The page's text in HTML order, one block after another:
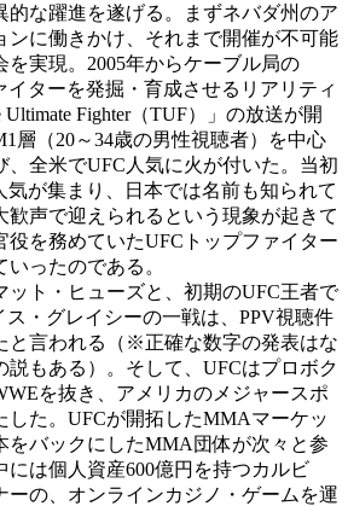
的な躍進を遂げる。まずネバダ州のア
ンに働きかけ、それまで開催が不可能
を実現。2005年からケーブル局の
イターを発掘・育成させるリアリティ
Fighter（TUF）」の放送が開
層（20～34歳の男性視聴者）を中心
、全米でUFC人気に火が付いた。当初
気が集まり、日本では名前も知られて
歓声で迎えられるという現象が起きて
役を務めていたUFCトップファイター
ったのである。
ト・ヒューズと、初期のUFC王者で
ス・グレイシーの一戦は、PPV視聴件
と言われる（※正確な数字の発表はな
説もある）。そして、UFCはプロボク
を抜き、アメリカのメジャースポ
した。UFCが開拓したMMAマーケッ
をバックにしたMMA団体が次々と参
には個人資産600億円を持つカルビ
ーの、オンラインカジノ・ゲームを運